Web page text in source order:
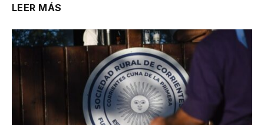
LEER MÁS